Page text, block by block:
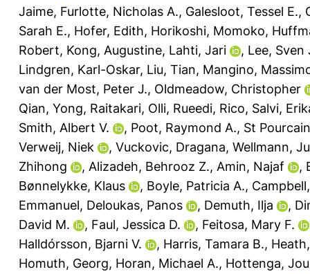
Jaime, Furlotte, Nicholas A., Galesloot, Tessel E.,
Sarah E., Hofer, Edith, Horikoshi, Momoko,
Robert, Kong, Augustine, Lahti, Jari , Lee, Sven
Lindgren, Karl-Oskar, Liu, Tian, Mangino,
van der Most, Peter J., Oldmeadow, Christopher
Qian, Yong, Raitakari, Olli, Rueedi, Rico, Salvi,
Smith, Albert V.
, Poot, Raymond A., St
Verweij, Niek
, Vuckovic, Dragana, Wellmann,
Zhihong
, Alizadeh, Behrooz Z., Amin, Najaf ,
Bønnelykke, Klaus
, Boyle, Patricia A.,
Emmanuel, Deloukas, Panos , Demuth, Ilja ,
David M.
, Faul, Jessica D. , Feitosa, Mary F.
Halldórsson, Bjarni V.
, Harris, Tamara B.,
Homuth, Georg, Horan, Michael A., Hottenga,